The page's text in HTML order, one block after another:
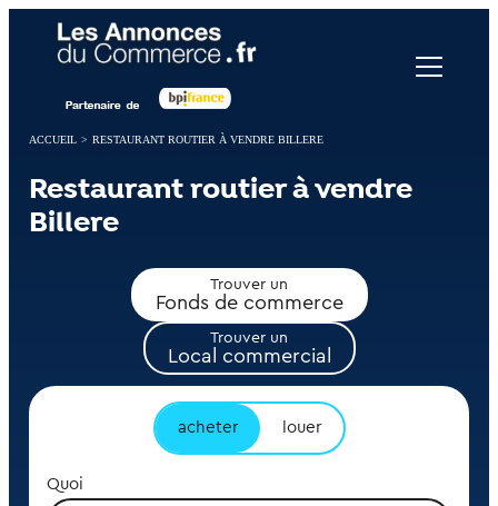
ACCUEIL > RESTAURANT ROUTIER À VENDRE BILLERE
Restaurant routier à vendre
Billere
Trouver un
Fonds de commerce
Trouver un
Local commercial
acheter louer
Quoi
Panneau de gestion des cookies